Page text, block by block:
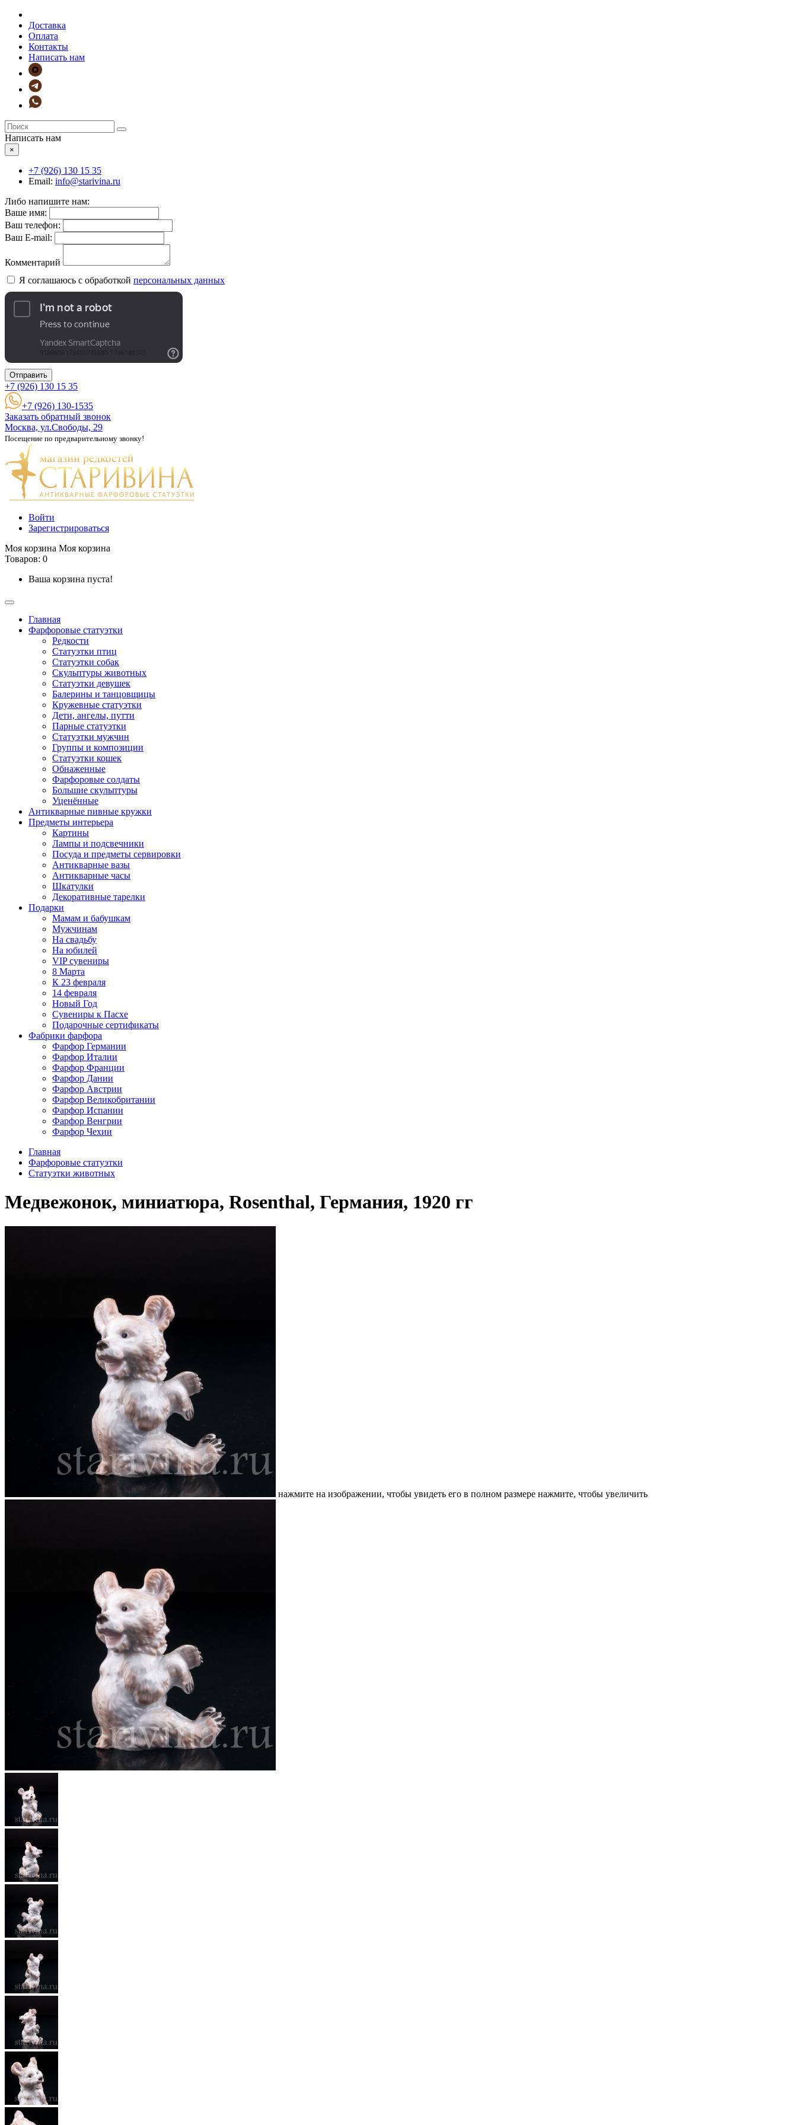
Доставка
Оплата
Контакты
Написать нам
Написать нам
×
+7 (926) 130 15 35
Email: info@starivina.ru
Либо напишите нам:
Ваше имя:
Ваш телефон:
Ваш E-mail:
Комментарий
Я соглашаюсь с обработкой персональных данных
Отправить
+7 (926) 130 15 35
+7 (926) 130-1535
Заказать обратный звонок
Москва, ул.Свободы, 29
Посещение по предварительному звонку!
Войти
Зарегистрироваться
Моя корзина Моя корзина
Товаров: 0
Ваша корзина пуста!
Главная
Фарфоровые статуэтки
Редкости
Cтатуэтки птиц
Cтатуэтки собак
Скульптуры животных
Статуэтки девушек
Балерины и танцовщицы
Кружевные статуэтки
Дети, ангелы, путти
Парные статуэтки
Статуэтки мужчин
Группы и композиции
Статуэтки кошек
Обнаженные
Фарфоровые солдаты
Большие скульптуры
Уценённые
Антикварные пивные кружки
Предметы интерьера
Картины
Лампы и подсвечники
Посуда и предметы сервировки
Антикварные вазы
Антикварные часы
Шкатулки
Декоративные тарелки
Подарки
Мамам и бабушкам
Мужчинам
На свадьбу
На юбилей
VIP сувениры
8 Марта
К 23 февраля
14 февраля
Новый Год
Сувениры к Пасхе
Подарочные сертификаты
Фабрики фарфора
Фарфор Германии
Фарфор Италии
Фарфор Франции
Фарфор Дании
Фарфор Австрии
Фарфор Великобритании
Фарфор Испании
Фарфор Венгрии
Фарфор Чехии
Главная
Фарфоровые статуэтки
Статуэтки животных
Медвежонок, миниатюра, Rosenthal, Германия, 1920 гг
нажмите на изображении, чтобы увидеть его в полном размере нажмите, чтобы увеличить